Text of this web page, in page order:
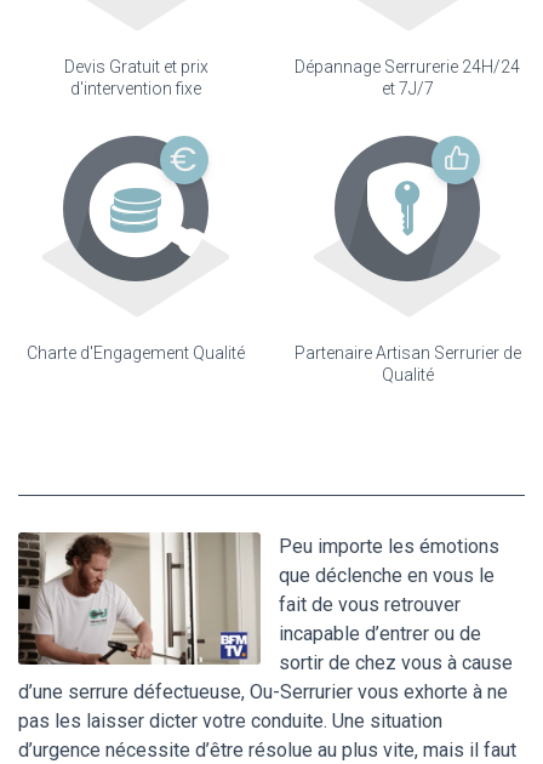
Devis Gratuit et prix
d'intervention fixe
Dépannage Serrurerie 24H/24
et 7J/7
Charte d'Engagement Qualité
Partenaire Artisan Serrurier de
Qualité
Peu importe les émotions
que déclenche en vous le
fait de vous retrouver
incapable d’entrer ou de
sortir de chez vous à cause
d’une serrure défectueuse, Ou-Serrurier vous exhorte à ne
pas les laisser dicter votre conduite. Une situation
d’urgence nécessite d’être résolue au plus vite, mais il faut